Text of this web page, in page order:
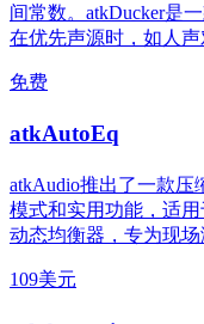
间常数。atkDucker是
在优先声源时，如人
免费
atkAutoEq
atkAudio推出了一款压
模式和实用功能，适
动态均衡器，专为现
109美元